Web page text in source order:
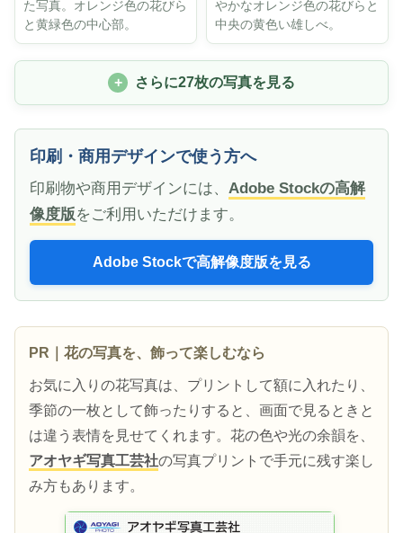
た写真。オレンジ色の花びら
と黄緑色の中心部。
やかなオレンジ色の花びらと
中央の黄色い雄しべ。
さらに27枚の写真を見る
印刷・商用デザインで使う方へ
印刷物や商用デザインには、 Adobe Stockの高解
像度版をご利用いただけます。
Adobe Stockで高解像度版を見る
PR｜花の写真を、飾って楽しむなら
お気に入りの花写真は、プリントして額に入れたり、
季節の一枚として飾ったりすると、画面で見るときと
は違う表情を見せてくれます。花の色や光の余韻を、
アオヤギ写真工芸社の写真プリントで手元に残す楽し
み方もあります。